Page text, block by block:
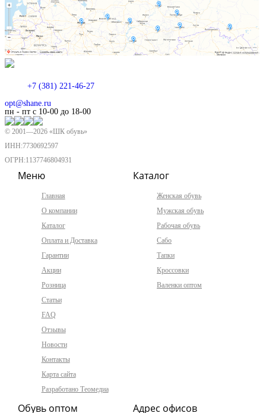
+7 (381) 221-46-27
opt@shane.ru
пн - пт с 10-00 до 18-00
© 2001—2026 «ШК обувь»
ИНН:7730692597
ОГРН:1137746804931
Меню
Главная
О компании
Каталог
Оплата и Доставка
Гарантии
Акции
Розница
Статьи
FAQ
Отзывы
Новости
Контакты
Карта сайта
Разработано Теомедиа
Каталог
Женская обувь
Мужская обувь
Рабочая обувь
Сабо
Тапки
Кроссовки
Валенки оптом
Обувь оптом Адрес офисов